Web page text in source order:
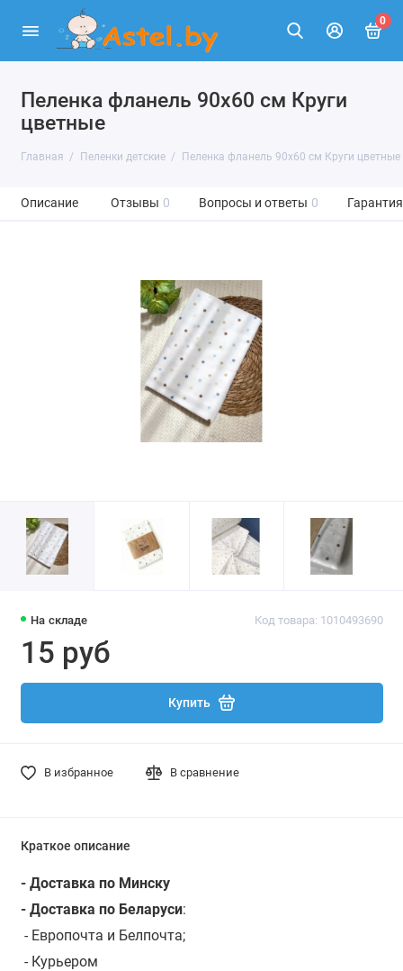
0
Пеленка фланель 90х60 см Круги
цветные
Главная Пеленки детские Пеленка фланель 90х60 см Круги цветные
Описание Отзывы 0 Вопросы и ответы 0 Гарантия
На складе Код товара: 1010493690
15 руб
Купить
В избранное В сравнение
Краткое описание
- Доставка по Минску
- Доставка по Беларуси:
- Европочта и Белпочта;
- Курьером